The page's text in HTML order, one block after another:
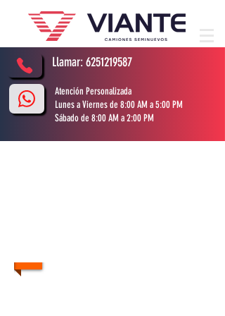
Llamar:6251219587
Atención Personalizada
Lunes a Viernes de 8:00 AM a 5:00 PM
Sábado de 8:00 AM a 2:00 PM